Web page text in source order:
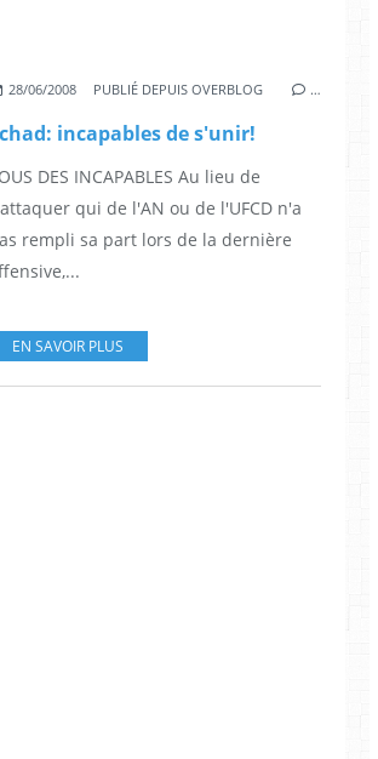
28/06/2008 PUBLIÉ DEPUIS OVERBLOG …
incapables de s'unir!
DES INCAPABLES Au lieu de
qui de l'AN ou de l'UFCD n'a
rempli sa part lors de la dernière
EN SAVOIR PLUS